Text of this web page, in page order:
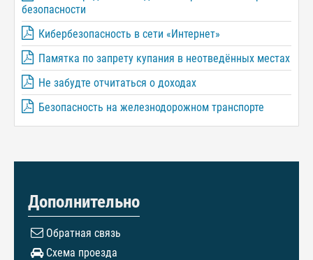
безопасности
Кибербезопасность в сети «Интернет»
Памятка по запрету купания в неотведённых местах
Не забудте отчитаться о доходах
Безопасность на железнодорожном транспорте
Дополнительно
Обратная связь
Схема проезда